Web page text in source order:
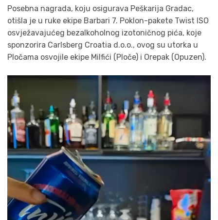
Posebna nagrada, koju osigurava Peškarija Gradac,
otišla je u ruke ekipe Barbari 7. Poklon-pakete Twist ISO
osvježavajućeg bezalkoholnog izotoničnog pića, koje
sponzorira Carlsberg Croatia d.o.o., ovog su utorka u
Pločama osvojile ekipe Milfići (Ploče) i Orepak (Opuzen).
Reproduktor
videozapisa